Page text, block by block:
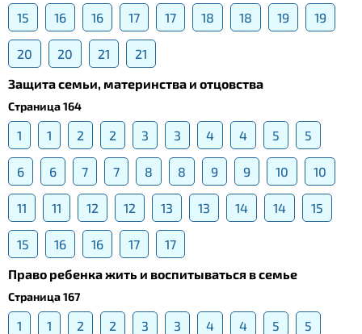
15 16 16 17 17 18 18 19 19
20 20 21
21
Защита семьи, материнства и отцовства
Страница 164
1 1 2 2 3 3 4 4 5 5
6 6 7 7 8 8 9 9 10 10
11 11 12 12 13 13 14 14 15
15 16 16 17
17
Право ребенка жить и воспитываться в семье
Страница 167
1 1 2 2 3 3 4 4 5 5